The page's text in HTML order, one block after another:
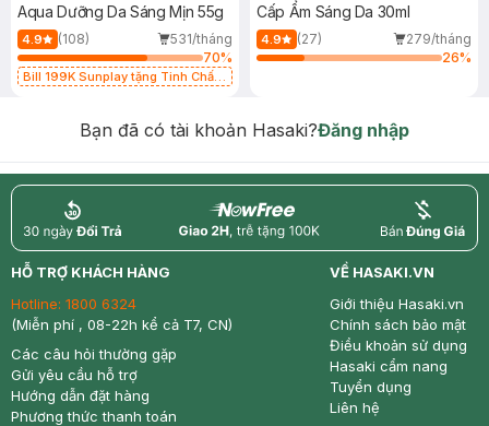
Aqua Dưỡng Da Sáng Mịn 55g
4.9 (108)
531/tháng
70%
Bill 199K Sunplay tặng Tinh Chất
Cấp Ẩm Sáng Da 30ml
4.9 (27)
279/tháng
26%
Bạn đã có tài khoản Hasaki?Đăng nhập
return nowfree price
HỖ TRỢ KHÁCH HÀNG
Hotline: 1800 6324
(Miễn phí , 08-22h kể cả T7, CN)
Các câu hỏi thường gặp
Gửi yêu cầu hỗ trợ
Hướng dẫn đặt hàng
Phương thức thanh toán
VỀ HASAKI.VN
Giới thiệu Hasaki.vn
Chính sách bảo mật
Điều khoản sử dụng
Hasaki cẩm nang
Tuyển dụng
Liên hệ